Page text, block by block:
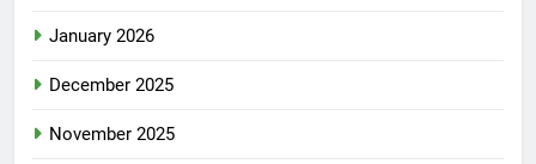
January 2026
December 2025
November 2025